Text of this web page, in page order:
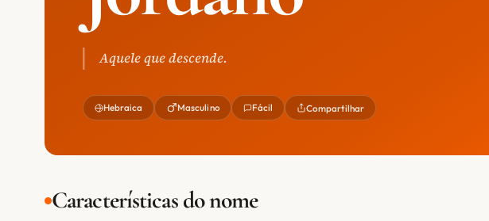
Aquele que descende.
Hebraica Masculino Fácil Compartilhar
Características do nome